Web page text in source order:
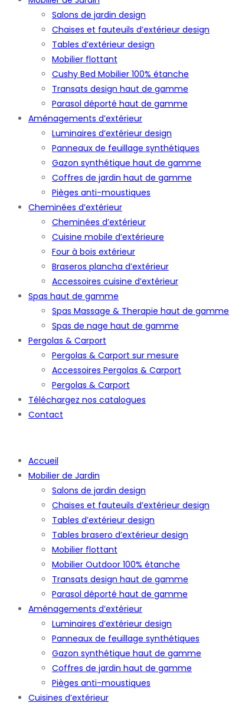
Salons de jardin design
Chaises et fauteuils d’extérieur design
Tables d’extérieur design
Mobilier flottant
Cushy Bed Mobilier 100% étanche
Transats design haut de gamme
Parasol déporté haut de gamme
Aménagements d’extérieur
Luminaires d’extérieur design
Panneaux de feuillage synthétiques
Gazon synthétique haut de gamme
Coffres de jardin haut de gamme
Pièges anti-moustiques
Cheminées d’extérieur
Cheminées d’extérieur
Cuisine mobile d’extérieure
Four à bois extérieur
Braseros plancha d’extérieur
Accessoires cuisine d’extérieur
Spas haut de gamme
Spas Massage & Therapie haut de gamme
Spas de nage haut de gamme
Pergolas & Carport
Pergolas & Carport sur mesure
Accessoires Pergolas & Carport
Pergolas & Carport
Téléchargez nos catalogues
Contact
Accueil
Mobilier de Jardin
Salons de jardin design
Chaises et fauteuils d’extérieur design
Tables d’extérieur design
Tables brasero d’extérieur design
Mobilier flottant
Mobilier Outdoor 100% étanche
Transats design haut de gamme
Parasol déporté haut de gamme
Aménagements d’extérieur
Luminaires d’extérieur design
Panneaux de feuillage synthétiques
Gazon synthétique haut de gamme
Coffres de jardin haut de gamme
Pièges anti-moustiques
Cuisines d’extérieur